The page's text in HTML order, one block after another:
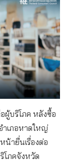
ผู้บริโภค หลังซื้อ
ำเภอหาดใหญ่
น้ายื่นเรื่องต่อ
โภคจังหวัด